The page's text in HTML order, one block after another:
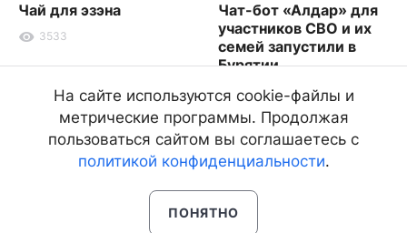
Чай для эзэна
3533
Чат-бот «Алдар» для
участников СВО и их
семей запустили в
Бурятии
9095
На сайте используются cookie-файлы и
метрические программы. Продолжая
пользоваться сайтом вы соглашаетесь с
политикой конфиденциальности.
ПОНЯТНО